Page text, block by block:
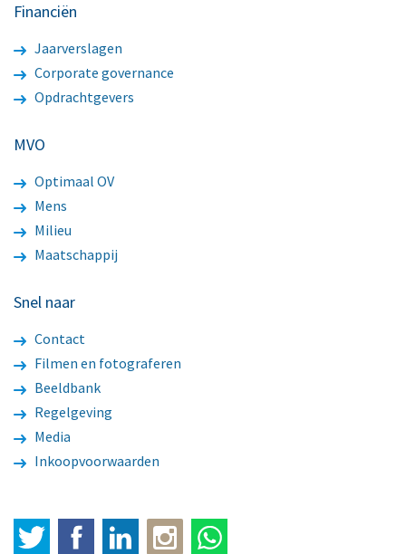
Financiën
Jaarverslagen
Corporate governance
Opdrachtgevers
MVO
Optimaal OV
Mens
Milieu
Maatschappij
Snel naar
Contact
Filmen en fotograferen
Beeldbank
Regelgeving
Media
Inkoopvoorwaarden
Twitter FacebookLinkedIn